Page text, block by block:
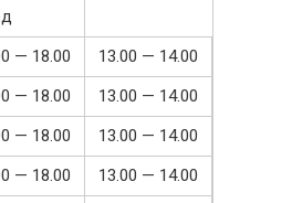
— 18.00
13.00 — 14.00
— 18.00
13.00 — 14.00
— 18.00
13.00 — 14.00
— 18.00
13.00 — 14.00